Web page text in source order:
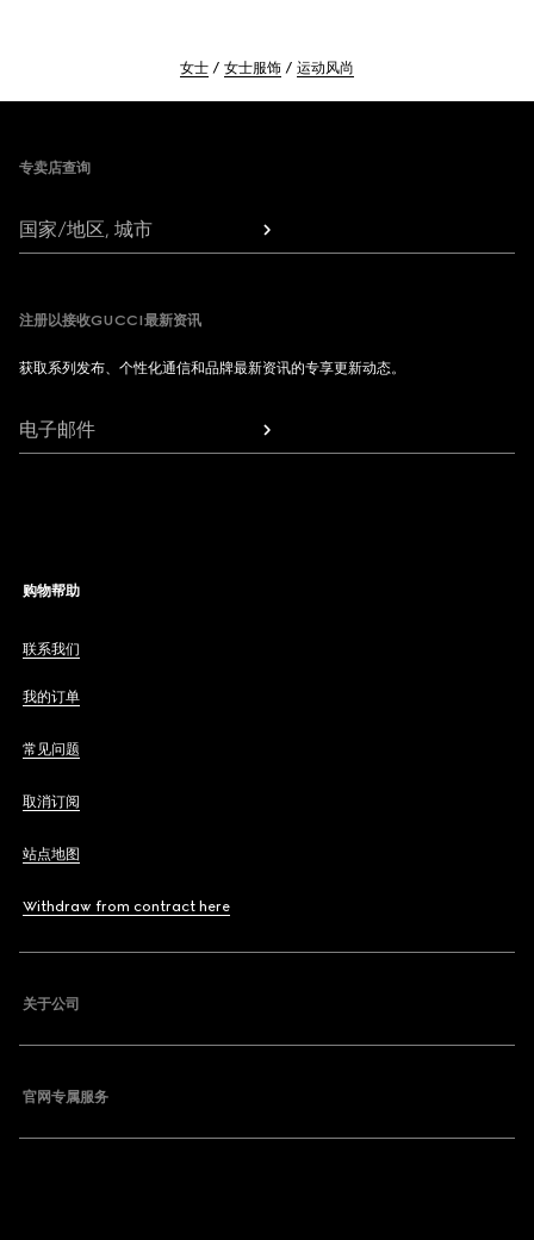
女士 女士服饰 运动风尚
专卖店查询
国家/地区, 城市
注册以接收GUCCI最新资讯
获取系列发布、个性化通信和品牌最新资讯的专享更新动态。
电子邮件
购物帮助
联系我们
我的订单
常见问题
取消订阅
站点地图
Withdraw from contract here
关于公司
官网专属服务